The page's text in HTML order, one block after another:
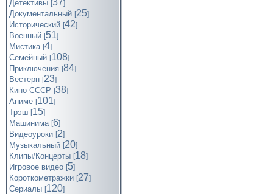
Детективы [37]
Документальный [25]
Исторический [42]
Военный [51]
Мистика [4]
Семейный [108]
Приключения [84]
Вестерн [23]
Кино СССР [38]
Аниме [101]
Трэш [15]
Машинима [6]
Видеоуроки [2]
Музыкальный [20]
Клипы/Концерты [18]
Игровое видео [5]
Короткометражки [27]
Cериалы [120]